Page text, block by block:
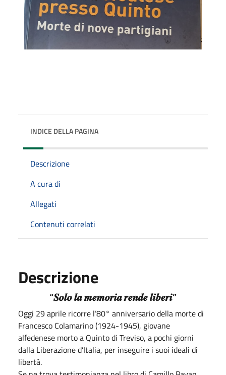
INDICE DELLA PAGINA
Descrizione
A cura di
Allegati
Contenuti correlati
Descrizione
“𝑺𝒐𝒍𝒐 𝒍𝒂 𝒎𝒆𝒎𝒐𝒓𝒊𝒂 𝒓𝒆𝒏𝒅𝒆 𝒍𝒊𝒃𝒆𝒓𝒊”
Oggi 29 aprile ricorre l’80° anniversario della morte di
Francesco Colamarino (1924-1945), giovane
alfedenese morto a Quinto di Treviso, a pochi giorni
dalla Liberazione d’Italia, per inseguire i suoi ideali di
libertà.